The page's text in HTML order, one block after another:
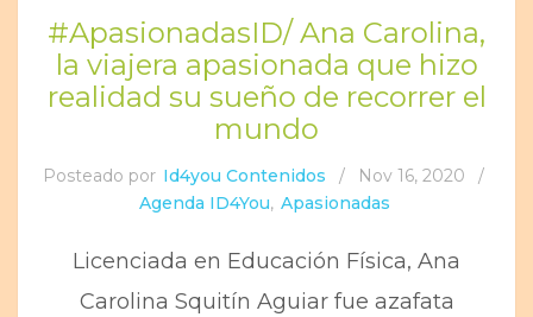
#ApasionadasID/ Ana Carolina,
la viajera apasionada que hizo
realidad su sueño de recorrer el
mundo
Posteado por Id4you Contenidos / Nov 16, 2020
/
Agenda ID4You, Apasionadas
Licenciada en Educación Física, Ana
Carolina Squitín Aguiar fue azafata